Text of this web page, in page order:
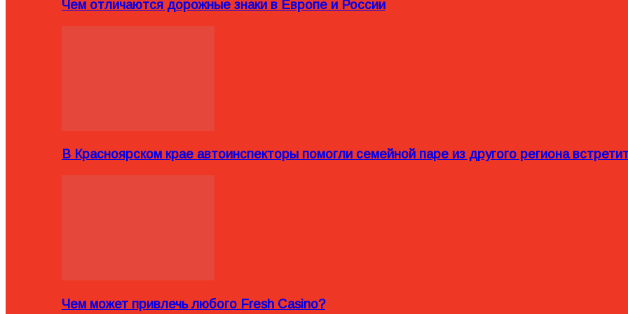
Чем отличаются дорожные знаки в Европе и России
В Красноярском крае автоинспекторы помогли семейной паре из другого региона
Чем может привлечь любого Fresh Casino?